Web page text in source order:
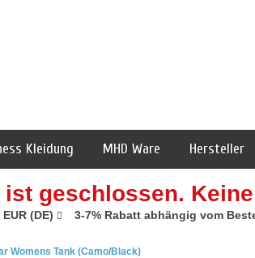
Kleidung MHD Ware Hersteller
ist geschlossen.
(DE) 3-7% Rabatt abhängig vom
Womens Tank (Camo/Black)